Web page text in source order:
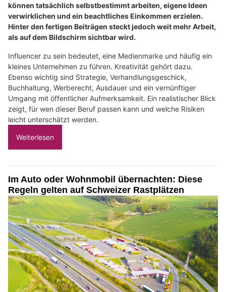
können tatsächlich selbstbestimmt arbeiten, eigene Ideen
verwirklichen und ein beachtliches Einkommen erzielen.
Hinter den fertigen Beiträgen steckt jedoch weit mehr Arbeit,
als auf dem Bildschirm sichtbar wird.
Influencer zu sein bedeutet, eine Medienmarke und häufig ein
kleines Unternehmen zu führen. Kreativität gehört dazu.
Ebenso wichtig sind Strategie, Verhandlungsgeschick,
Buchhaltung, Werberecht, Ausdauer und ein vernünftiger
Umgang mit öffentlicher Aufmerksamkeit. Ein realistischer Blick
zeigt, für wen dieser Beruf passen kann und welche Risiken
leicht unterschätzt werden.
Weiterlesen
Im Auto oder Wohnmobil übernachten: Diese
Regeln gelten auf Schweizer Rastplätzen